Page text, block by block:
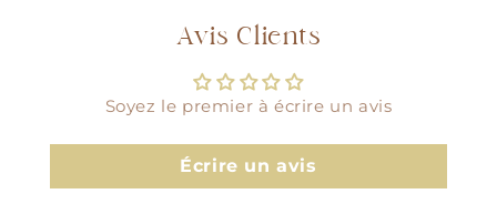
Avis Clients
Soyez le premier à écrire un avis
Écrire un avis